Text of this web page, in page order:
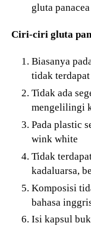
gluta panacea
Ciri-ciri gluta
Biasanya
tidak
Tidak ada
mengelilingi
Pada plastic
wink white
Tidak
kadaluarsa,
Komposisi
bahasa
Isi kapsul